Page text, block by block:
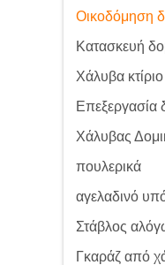
Οικοδόμηση
Κατασκευή
Χάλυβα κτίριο
Χάλυβας
πουλερικά
αγελαδινό
Στάβλος
Γκαράζ από